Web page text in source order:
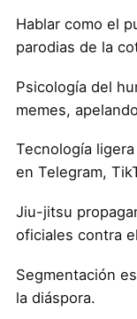
Hablar como el
parodias de la
Psicología del
memes,
Tecnología
en Telegram,
Jiu-jitsu
oficiales contra
Segmentación
la diáspora.